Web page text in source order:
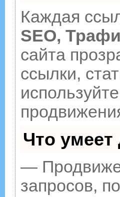
Каждая
SEO,
сайта
ссылки,
Что умеет
—
запросов,